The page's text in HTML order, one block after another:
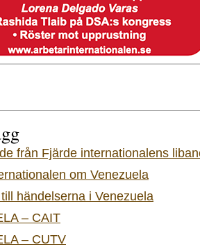
från Fjärde internationalens
om Venezuela
händelserna i Venezuela
– CAIT
– CUTV